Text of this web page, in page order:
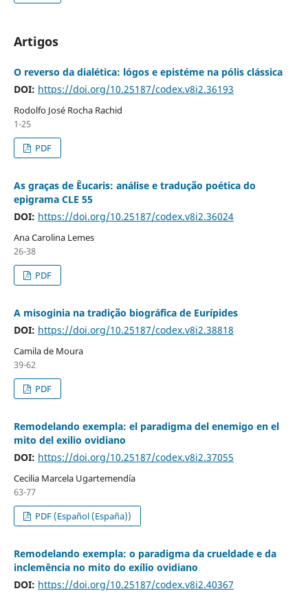
Artigos
O reverso da dialética: lógos e epistéme na pólis clássica
DOI: https://doi.org/10.25187/codex.v8i2.36193
Rodolfo José Rocha Rachid
1-25
PDF
As graças de Êucaris: análise e tradução poética do
epigrama CLE 55
DOI: https://doi.org/10.25187/codex.v8i2.36024
Ana Carolina Lemes
26-38
PDF
A misoginia na tradição biográfica de Eurípides
DOI: https://doi.org/10.25187/codex.v8i2.38818
Camila de Moura
39-62
PDF
Remodelando exempla: el paradigma del enemigo en el
mito del exilio ovidiano
DOI: https://doi.org/10.25187/codex.v8i2.37055
Cecilia Marcela Ugartemendía
63-77
PDF (Español (España))
Remodelando exempla: o paradigma da crueldade e da
inclemência no mito do exílio ovidiano
DOI: https://doi.org/10.25187/codex.v8i2.40367